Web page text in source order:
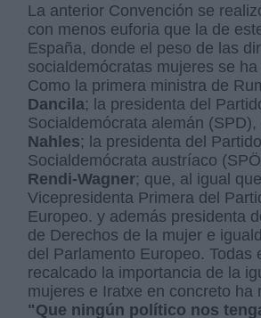
La anterior Convención se
con menos euforia que la de
España, donde el peso de las
socialdemócratas mujeres se ha
Como la primera ministra de
Dancila; la presidenta del
Socialdemócrata alemán (SPD),
Nahles; la presidenta del Partido
Socialdemócrata austríaco
Rendi-Wagner; que, al igual que
Vicepresidenta Primera del
Europeo. y además presidenta
de Derechos de la mujer e
del Parlamento Europeo. Todas
recalcado la importancia de la
mujeres e Iratxe en concreto ha
"Que ningún político nos